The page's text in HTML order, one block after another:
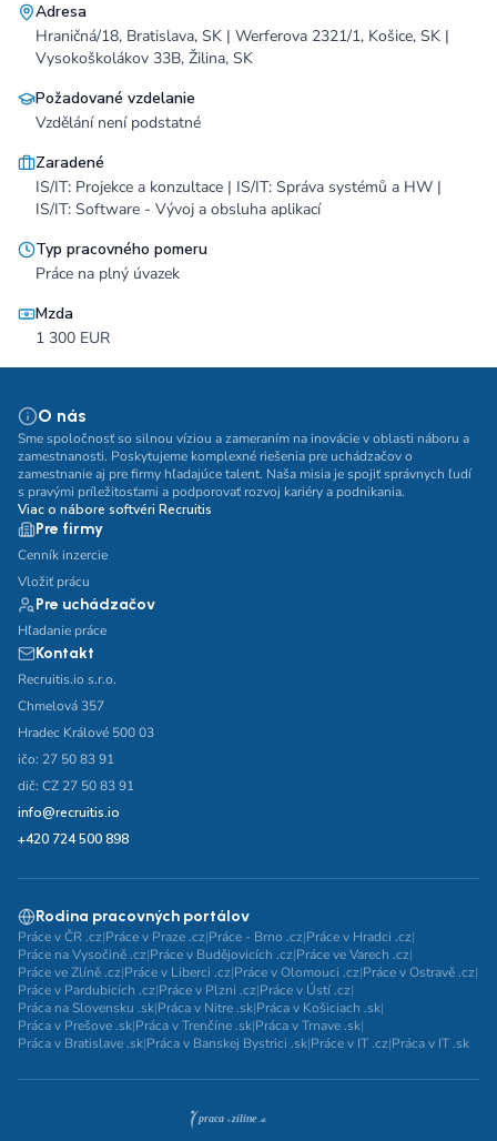
Adresa
Hraničná/18, Bratislava, SK | Werferova 2321/1, Košice, SK |
Vysokoškolákov 33B, Žilina, SK
Požadované vzdelanie
Vzdělání není podstatné
Zaradené
IS/IT: Projekce a konzultace | IS/IT: Správa systémů a HW |
IS/IT: Software - Vývoj a obsluha aplikací
Typ pracovného pomeru
Práce na plný úvazek
Mzda
1 300 EUR
O nás
Sme spoločnosť so silnou víziou a zameraním na inovácie v oblasti náboru a
zamestnanosti. Poskytujeme komplexné riešenia pre uchádzačov o
zamestnanie aj pre firmy hľadajúce talent. Naša misia je spojiť správnych ľudí
s pravými príležitosťami a podporovať rozvoj kariéry a podnikania.
Viac o nábore softvéri Recruitis
Pre firmy
Cenník inzercie
Vložiť prácu
Pre uchádzačov
Hľadanie práce
Kontakt
Recruitis.io s.r.o.
Chmelová 357
Hradec Králové 500 03
ičo: 27 50 83 91
dič: CZ 27 50 83 91
info@recruitis.io
+420 724 500 898
Rodina pracovných portálov
Práce v ČR .cz|Práce v Praze .cz|Práce - Brno .cz|Práce v Hradci .cz|
Práce na Vysočině .cz|Práce v Budějovicích .cz|Práce ve Varech .cz|
Práce ve Zlíně .cz|Práce v Liberci .cz|Práce v Olomouci .cz|Práce v Ostravě .cz|
Práce v Pardubicích .cz|Práce v Plzni .cz|Práce v Ústí .cz|
Práca na Slovensku .sk|Práca v Nitre .sk|Práca v Košiciach .sk|
Práca v Prešove .sk|Práca v Trenčíne .sk|Práca v Trnave .sk|
Práca v Bratislave .sk|Práca v Banskej Bystrici .sk|Práce v IT .cz|Práca v IT .sk